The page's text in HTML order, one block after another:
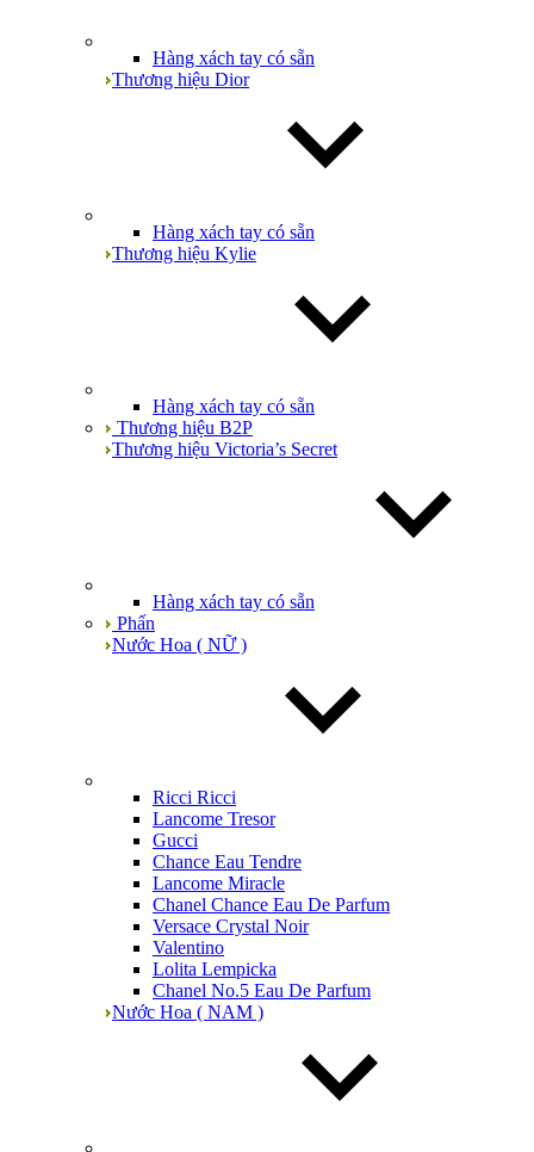
Hàng xách tay có sẵn
Thương hiệu Dior
Hàng xách tay có sẵn
Thương hiệu Kylie
Hàng xách tay có sẵn
Thương hiệu B2P
Thương hiệu Victoria’s Secret
Hàng xách tay có sẵn
Phấn
Nước Hoa ( NỮ )
Ricci Ricci
Lancome Tresor
Gucci
Chance Eau Tendre
Lancome Miracle
Chanel Chance Eau De Parfum
Versace Crystal Noir
Valentino
Lolita Lempicka
Chanel No.5 Eau De Parfum
Nước Hoa ( NAM )